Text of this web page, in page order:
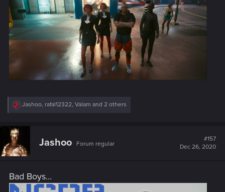
R
c
i
o
:
Jashoo, rafal12322, Valam and 2 others
Jashoo Forum regular
#157
Dec 26, 2020
Bad Boys...